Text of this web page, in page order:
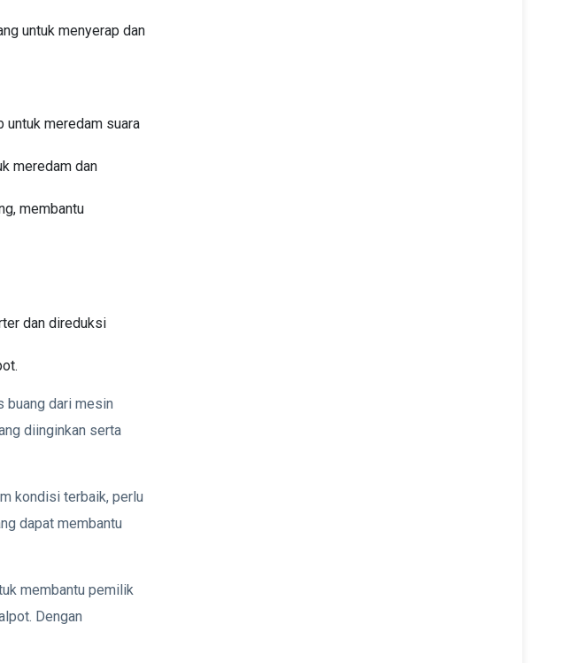
untuk menyerap dan
untuk meredam suara
meredam dan
membantu
dan direduksi
buang dari mesin
diinginkan serta
kondisi terbaik, perlu
dapat membantu
membantu pemilik
Dengan